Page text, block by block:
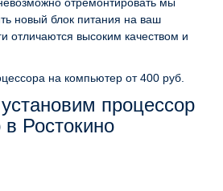
новый блок питания на ваш
отличаются высоким качеством и
на компьютер от 400 руб.
процессор
Ростокино